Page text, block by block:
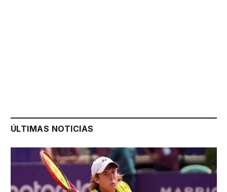
ÚLTIMAS NOTICIAS